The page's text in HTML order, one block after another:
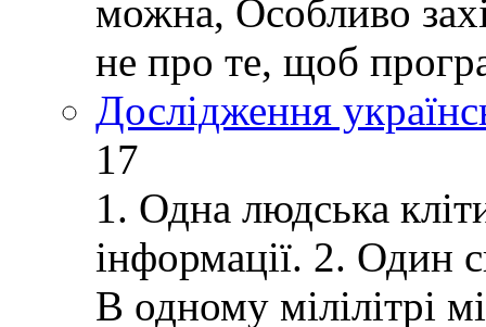
можна, Особливо
не про те, щоб
Дослідження
17
1. Одна людська
інформації. 2. Один
В одному мілілітрі